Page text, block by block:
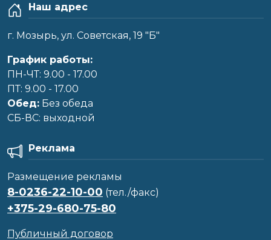
Наш адрес
г. Мозырь, ул. Советская, 19 "Б"
График работы:
ПН-ЧТ: 9.00 - 17.00
ПТ: 9.00 - 17.00
Обед: Без обеда
CБ-ВС: выходной
Реклама
Размещение рекламы
8-0236-22-10-00 (тел./факс)
+375-29-680-75-80
Публичный договор